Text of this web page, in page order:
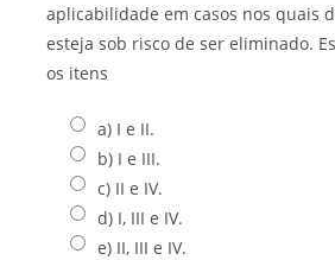
aplicabilidade em casos nos quais
esteja sob risco de ser eliminado.
os itens
a) I e II.
b) I e III.
c) II e IV.
d) I, III e IV.
e) II, III e IV.